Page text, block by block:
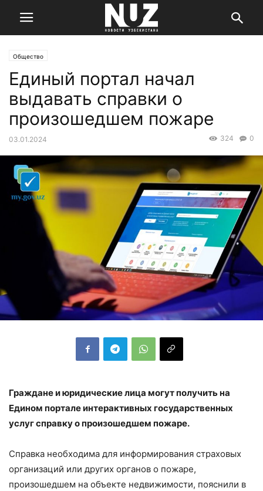
Общество
Единый портал начал
выдавать справки о
произошедшем пожаре
03.01.2024 0
324
Граждане и юридические лица могут получить на
Едином портале интерактивных государственных
услуг справку о произошедшем пожаре.
Справка необходима для информирования страховых
организаций или других органов о пожаре,
произошедшем на объекте недвижимости, пояснили в